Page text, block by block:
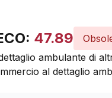
47.89
ambulante di
al dettaglio